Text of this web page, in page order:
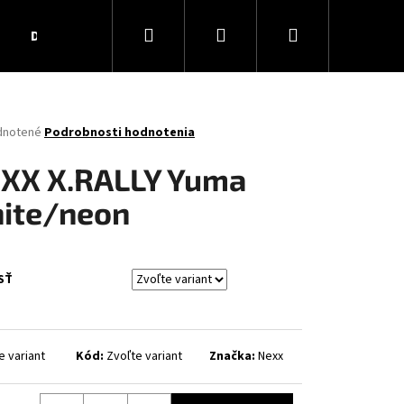
Darčekové poukážky Obchodné podmienky
Hľadať PrihlásenieNákupný
Podrobnosti hodnotenia
X.RALLY Yuma
neon
variant Kód: Zvoľte variant Značka:Nexx
MATT